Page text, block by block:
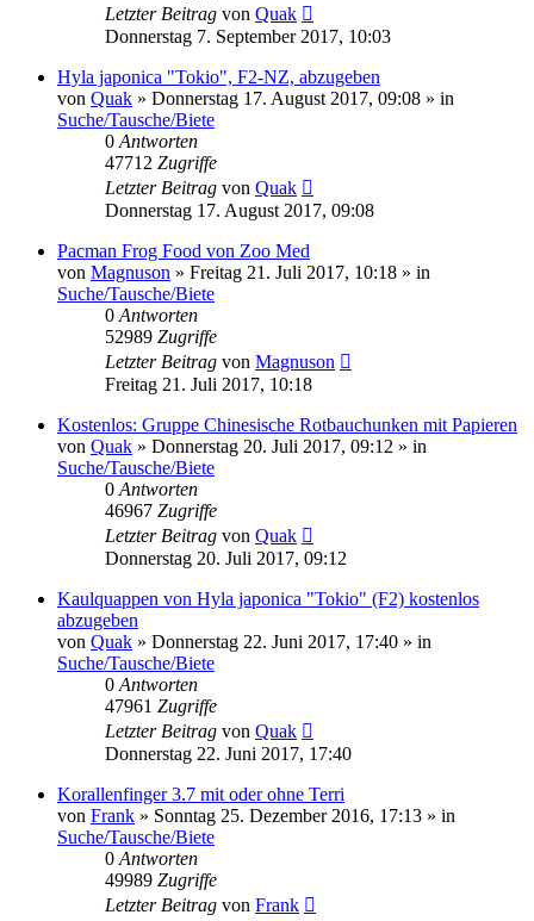
Letzter Beitrag von Quak
Donnerstag 7. September 2017, 10:03
Hyla japonica "Tokio", F2-NZ, abzugeben
von Quak » Donnerstag 17. August 2017, 09:08 » in
Suche/Tausche/Biete
0 Antworten
47712 Zugriffe
Letzter Beitrag von Quak
Donnerstag 17. August 2017, 09:08
Pacman Frog Food von Zoo Med
von Magnuson » Freitag 21. Juli 2017, 10:18 » in
Suche/Tausche/Biete
0 Antworten
52989 Zugriffe
Letzter Beitrag von Magnuson
Freitag 21. Juli 2017, 10:18
Kostenlos: Gruppe Chinesische Rotbauchunken mit Papieren
von Quak » Donnerstag 20. Juli 2017, 09:12 » in
Suche/Tausche/Biete
0 Antworten
46967 Zugriffe
Letzter Beitrag von Quak
Donnerstag 20. Juli 2017, 09:12
Kaulquappen von Hyla japonica "Tokio" (F2) kostenlos
abzugeben
von Quak » Donnerstag 22. Juni 2017, 17:40 » in
Suche/Tausche/Biete
0 Antworten
47961 Zugriffe
Letzter Beitrag von Quak
Donnerstag 22. Juni 2017, 17:40
Korallenfinger 3.7 mit oder ohne Terri
von Frank » Sonntag 25. Dezember 2016, 17:13 » in
Suche/Tausche/Biete
0 Antworten
49989 Zugriffe
Letzter Beitrag von Frank